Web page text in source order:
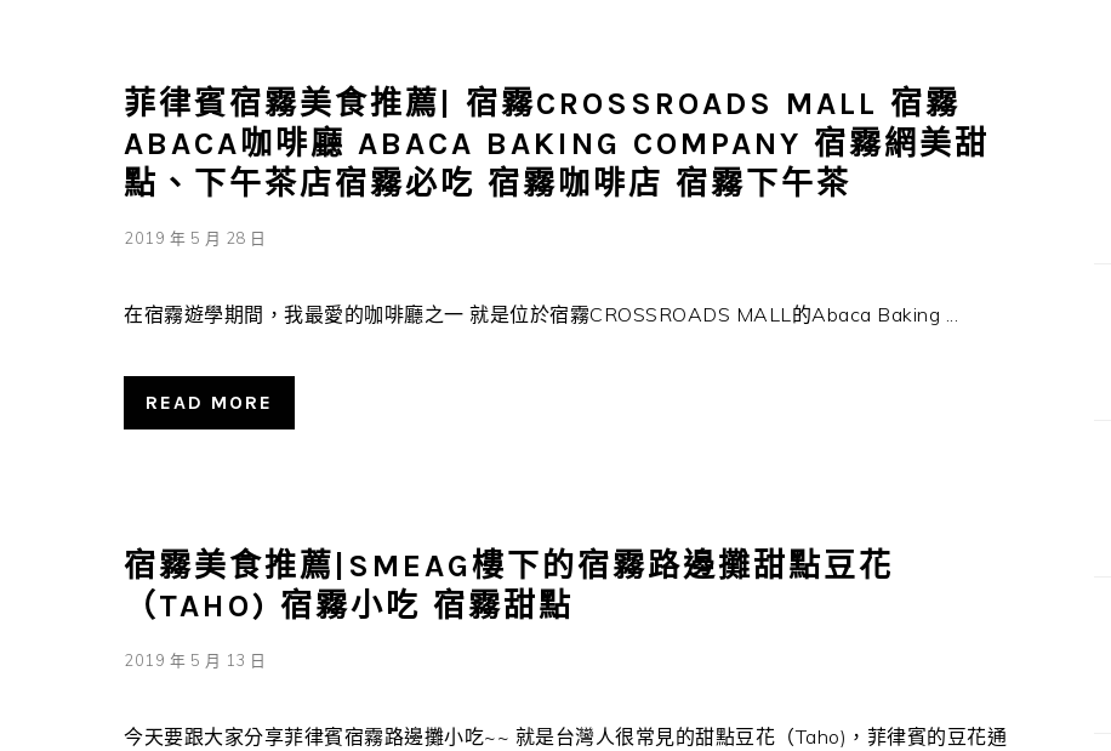
菲律賓宿霧美食推薦| 宿霧CROSSROADS MALL 宿霧
ABACA咖啡廳 ABACA BAKING COMPANY 宿霧網美甜
點、下午茶店宿霧必吃 宿霧咖啡店 宿霧下午茶
2019 年 5 月 28 日
在宿霧遊學期間，我最愛的咖啡廳之一 就是位於宿霧CROSSROADS MALL的Abaca Baking ...
READ MORE
宿霧美食推薦|SMEAG樓下的宿霧路邊攤甜點豆花
（TAHO) 宿霧小吃 宿霧甜點
2019 年 5 月 13 日
今天要跟大家分享菲律賓宿霧路邊攤小吃~~ 就是台灣人很常見的甜點豆花（Taho)，菲律賓的豆花通